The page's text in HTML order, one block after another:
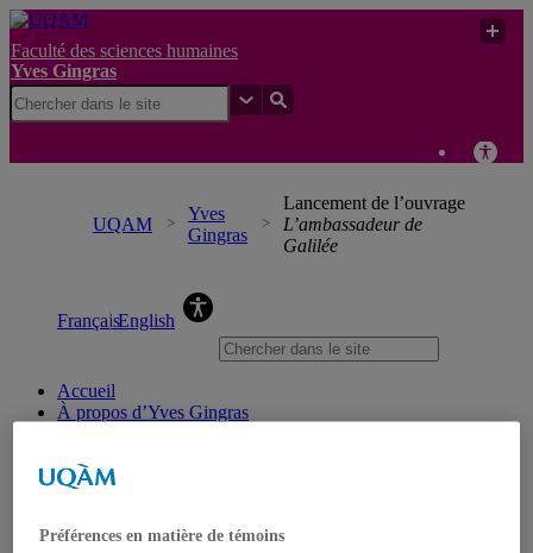
Faculté des sciences humaines
Yves Gingras
UQAM
Yves
Gingras
Lancement de l’ouvrage
L’ambassadeur de
Galilée
FrançaisEnglish
Accueil
À propos d’Yves Gingras
Nominations
Monographies
Préférences en matière de témoins